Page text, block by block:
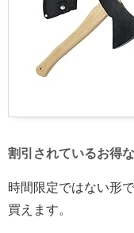
割引されているお得
時間限定ではない形
買えます。